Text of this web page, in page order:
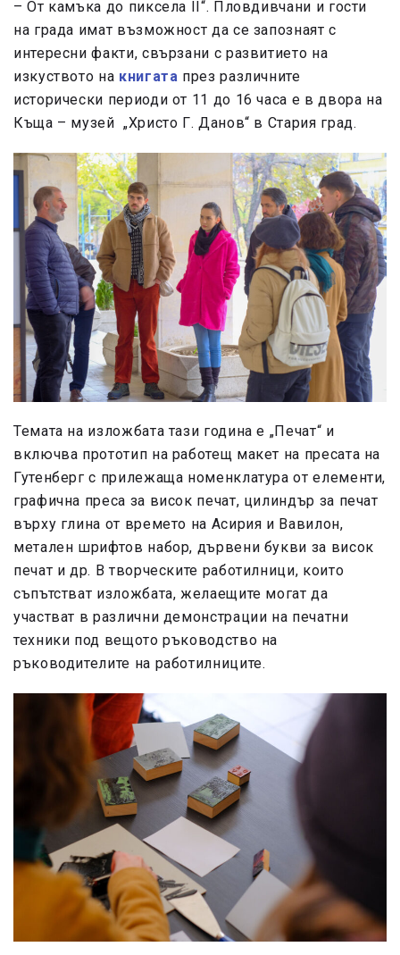
– От камъка до пиксела II“. Пловдивчани и гости
на града имат възможност да се запознаят с
интересни факти, свързани с развитието на
изкуството на книгата през различните
исторически периоди от 11 до 16 часа е в двора на
Къща – музей „Христо Г. Данов“ в Стария град.
Темата на изложбата тази година е „Печат“ и
включва прототип на работещ макет на пресата на
Гутенберг с прилежаща номенклатура от елементи,
графична преса за висок печат, цилиндър за печат
върху глина от времето на Асирия и Вавилон,
метален шрифтов набор, дървени букви за висок
печат и др. В творческите работилници, които
съпътстват изложбата, желаещите могат да
участват в различни демонстрации на печатни
техники под вещото ръководство на
ръководителите на работилниците.